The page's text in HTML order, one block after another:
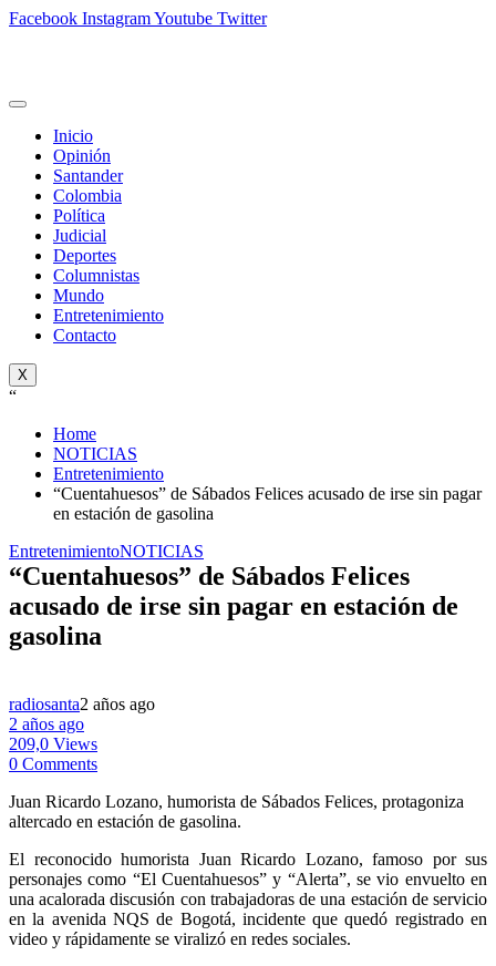
Facebook InstagramYoutube Twitter
Inicio
Opinión
Santander
Colombia
Política
Judicial
Deportes
Columnistas
Mundo
Entretenimiento
Contacto
X
“
Home
NOTICIAS
Entretenimiento
“Cuentahuesos” de Sábados Felices acusado de irse sin pagar
en estación de gasolina
EntretenimientoNOTICIAS
“Cuentahuesos” de Sábados Felices
acusado de irse sin pagar en estación de
gasolina
radiosanta2 años ago
2 años ago
209,0 Views
0 Comments
Juan Ricardo Lozano, humorista de Sábados Felices, protagoniza
altercado en estación de gasolina.
El reconocido humorista Juan Ricardo Lozano, famoso por sus
personajes como “El Cuentahuesos” y “Alerta”, se vio envuelto en
una acalorada discusión con trabajadoras de una estación de servicio
en la avenida NQS de Bogotá, incidente que quedó registrado en
video y rápidamente se viralizó en redes sociales.